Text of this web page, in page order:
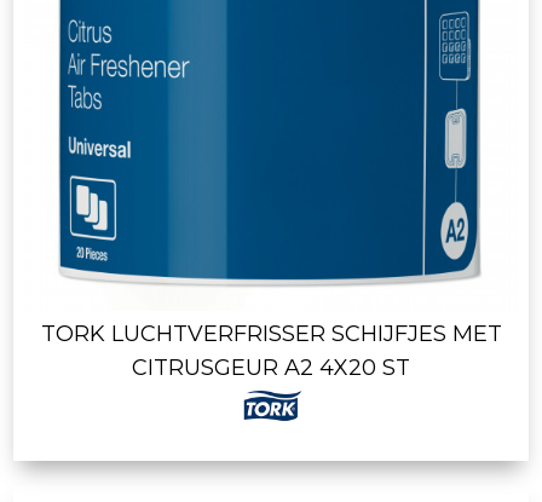
TORK LUCHTVERFRISSER SCHIJFJES MET
CITRUSGEUR A2 4X20 ST